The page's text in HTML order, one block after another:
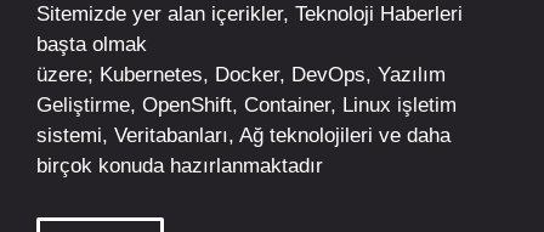
Sitemizde yer alan içerikler, Teknoloji Haberleri
başta olmak
üzere; Kubernetes, Docker, DevOps, Yazılım
Geliştirme, OpenShift, Container, Linux işletim
sistemi, Veritabanları, Ağ teknolojileri ve daha
birçok konuda hazırlanmaktadır